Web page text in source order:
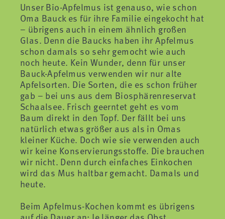
Unser Bio-Apfelmus ist genauso, wie schon
Oma Bauck es für ihre Familie eingekocht hat
– übrigens auch in einem ähnlich großen
Glas. Denn die Baucks haben ihr Apfelmus
schon damals so sehr gemocht wie auch
noch heute. Kein Wunder, denn für unser
Bauck-Apfelmus verwenden wir nur alte
Apfelsorten. Die Sorten, die es schon früher
gab – bei uns aus dem Biosphärenreservat
Schaalsee. Frisch geerntet geht es vom
Baum direkt in den Topf. Der fällt bei uns
natürlich etwas größer aus als in Omas
kleiner Küche. Doch wie sie verwenden auch
wir keine Konservierungsstoffe. Die brauchen
wir nicht. Denn durch einfaches Einkochen
wird das Mus haltbar gemacht. Damals und
heute.
Beim Apfelmus-Kochen kommt es übrigens